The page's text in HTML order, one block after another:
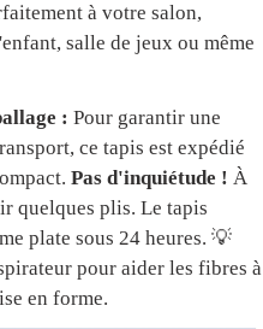
à votre salon,
salle de jeux ou même
: Pour garantir une
ce tapis est expédié
Pas d'inquiétude ! À
quelques plis. Le tapis
plate sous 24 heures. 💡
pour aider les fibres à
en forme.